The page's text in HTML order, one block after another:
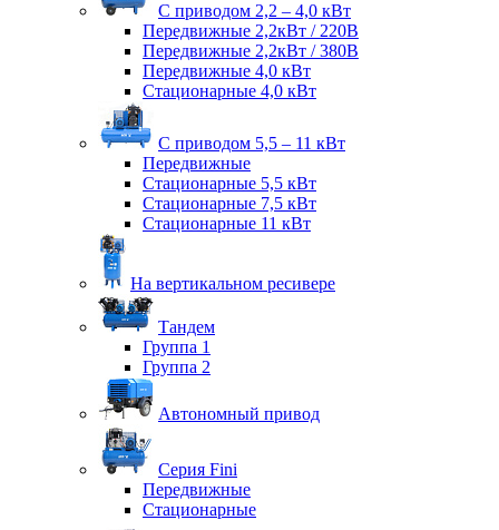
С приводом 2,2 – 4,0 кВт
Передвижные 2,2кВт / 220В
Передвижные 2,2кВт / 380В
Передвижные 4,0 кВт
Стационарные 4,0 кВт
С приводом 5,5 – 11 кВт
Передвижные
Стационарные 5,5 кВт
Стационарные 7,5 кВт
Стационарные 11 кВт
На вертикальном ресивере
Тандем
Группа 1
Группа 2
Автономный привод
Серия Fini
Передвижные
Стационарные